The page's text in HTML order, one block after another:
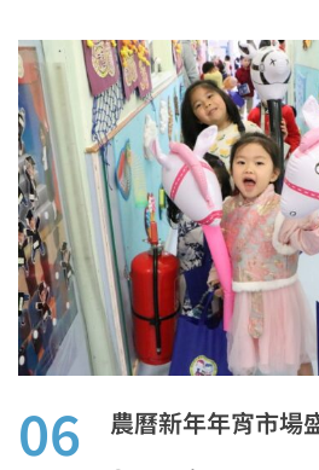
06 農曆新年年宵市場